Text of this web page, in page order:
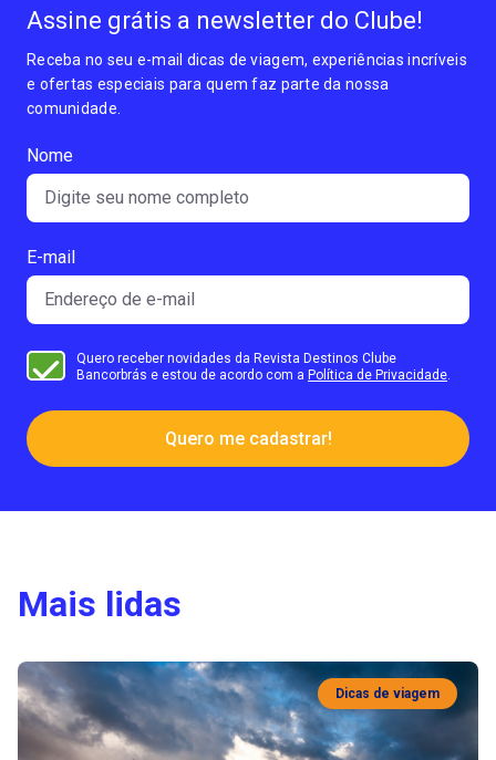
Assine grátis a newsletter do Clube!
Receba no seu e-mail dicas de viagem, experiências incríveis
e ofertas especiais para quem faz parte da nossa
comunidade.
Nome
E-mail
Quero receber novidades da Revista Destinos Clube
Bancorbrás e estou de acordo com aPolítica de Privacidade
Quero me cadastrar!
Mais lidas
Dicas de viagem